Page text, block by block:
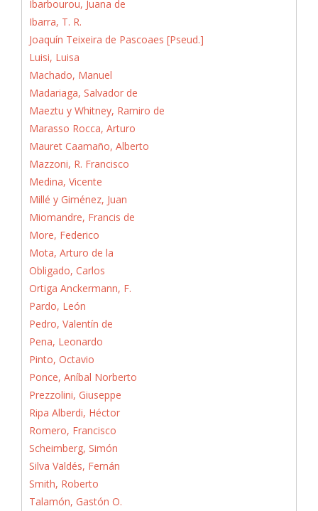
Ibarbourou, Juana de
Ibarra, T. R.
Joaquín Teixeira de Pascoaes [Pseud.]
Luisi, Luisa
Machado, Manuel
Madariaga, Salvador de
Maeztu y Whitney, Ramiro de
Marasso Rocca, Arturo
Mauret Caamaño, Alberto
Mazzoni, R. Francisco
Medina, Vicente
Millé y Giménez, Juan
Miomandre, Francis de
More, Federico
Mota, Arturo de la
Obligado, Carlos
Ortiga Anckermann, F.
Pardo, León
Pedro, Valentín de
Pena, Leonardo
Pinto, Octavio
Ponce, Aníbal Norberto
Prezzolini, Giuseppe
Ripa Alberdi, Héctor
Romero, Francisco
Scheimberg, Simón
Silva Valdés, Fernán
Smith, Roberto
Talamón, Gastón O.